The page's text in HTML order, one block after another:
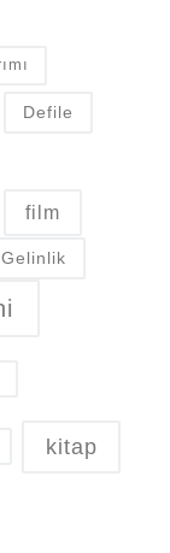
Defile
film
Gelinlik
kitap